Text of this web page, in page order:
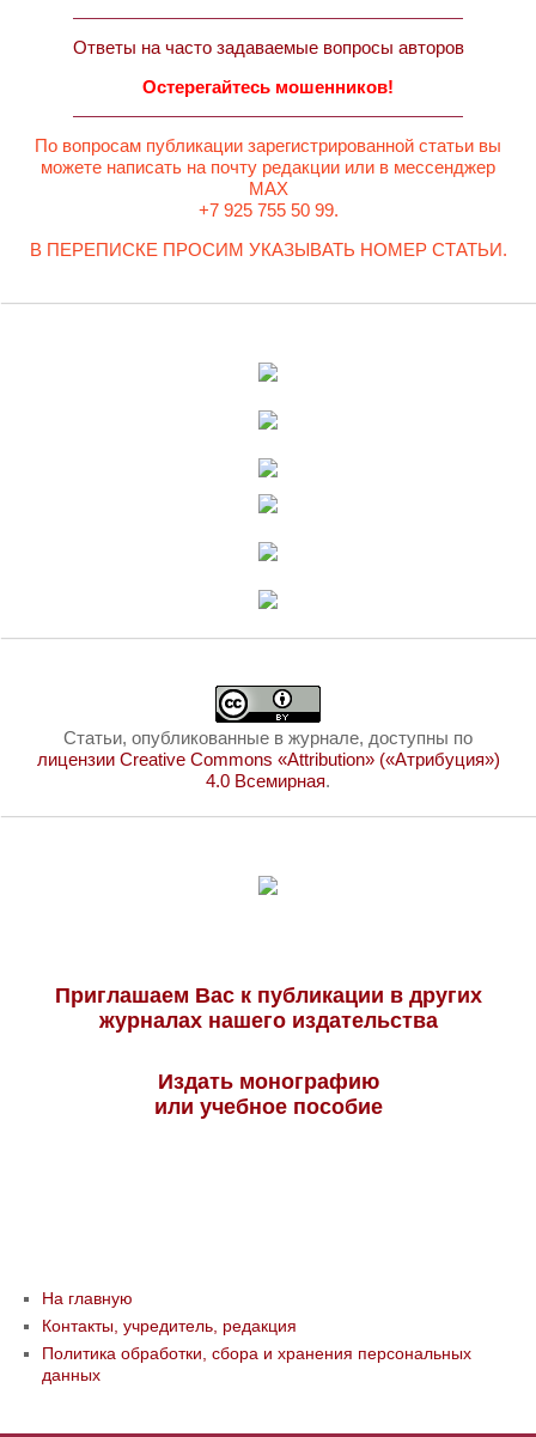
Ответы на часто задаваемые вопросы авторов
Остерегайтесь мошенников!
По вопросам публикации зарегистрированной статьи вы
можете написать на почту редакции или в мессенджер
MAX
+7 925 755 50 99.
В ПЕРЕПИСКЕ ПРОСИМ УКАЗЫВАТЬ НОМЕР СТАТЬИ.
Статьи, опубликованные в журнале, доступны по
лицензии Creative Commons «Attribution» («Атрибуция»)
4.0 Всемирная.
Приглашаем Вас к публикации в других
журналах нашего издательства
Издать монографию
или учебное пособие
На главную
Контакты, учредитель, редакция
Политика обработки, сбора и хранения персональных
данных